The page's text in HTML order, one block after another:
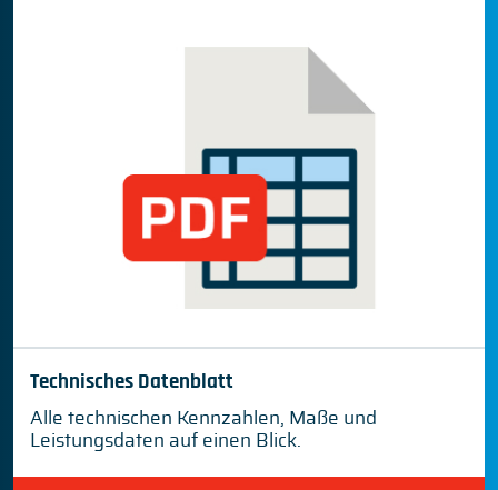
Technisches Datenblatt
Alle technischen Kennzahlen, Maße und
Leistungsdaten auf einen Blick.